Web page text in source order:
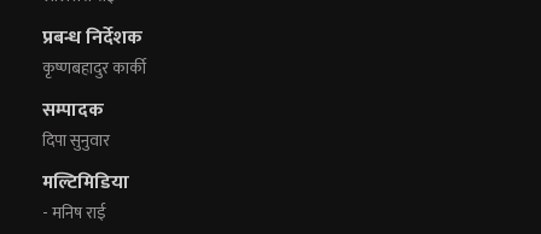
प्रबन्ध निर्देशक
कृष्णबहादुर कार्की
सम्पादक
दिपा सुनुवार
मल्टिमिडिया
- मनिष राई